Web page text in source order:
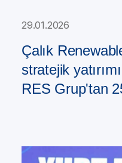
29.01.2026
Çalık
stratejik
RES Grup'tan